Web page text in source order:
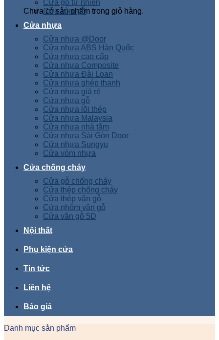
Chưa có sản phẩm trong giỏ hàng.
Cửa gỗ tự nhiên
Cửa vòm gỗ
Cửa nhựa
Cửa nhựa @Door
Cửa nhựa ABS Hàn Quốc
Cửa nhựa cao cấp
Cửa nhựa Composite
Cửa nhựa Đài Loan
Cửa nhựa ghép thanh
Cửa nhựa giá rẻ
Cửa nhựa gỗ
Cửa nhựa lõi thép
Cửa nhựa Malaysia
Cửa nhựa nhà tắm
Cửa nhựa Sài Gòn Door
Cửa nhựa Sungyu
Cửa vòm nhựa
Cửa chống cháy
Cửa gỗ chống cháy
Cửa thép chống cháy
Cửa thép vân gỗ
Cửa nhôm vân gỗ
Cửa vân gỗ 5D
Nội thất
Phụ kiện cửa
Tin tức
Liên hệ
Báo giá
Danh mục sản phẩm